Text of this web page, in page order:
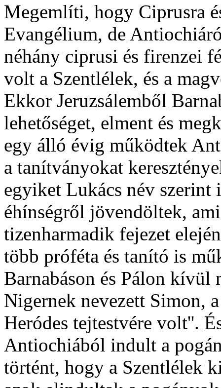
Megemlíti, hogy Ciprusra
Evangélium, de
néhány ciprusi és firenzei
volt a Szentlélek, és a
Ekkor Jeruzsálemből
lehetőséget, elment és
egy álló évig működtek
a tanítványokat
egyiket Lukács név szerint
éhínségről jövendöltek,
tizenharmadik fejezet
több próféta és tanító is
Barnabáson és Pálon kívül
Nigernek nevezett Simon,
Heródes tejtestvére volt''.
Antiochiából indult a
történt, hogy a Szentlélek